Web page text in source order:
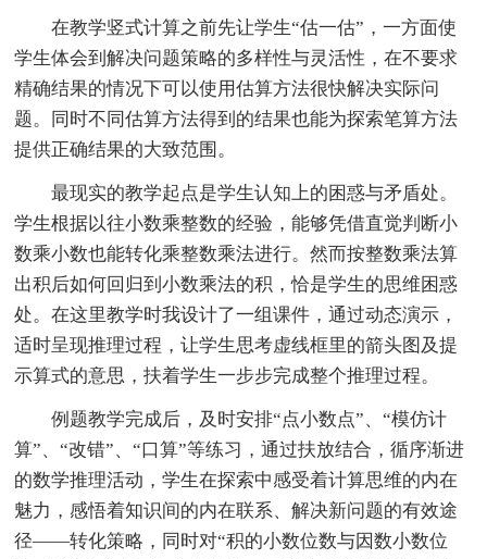
在教学竖式计算之前先让学生“估一估”，一方面使
学生体会到解决问题策略的多样性与灵活性，在不要求
精确结果的情况下可以使用估算方法很快解决实际问
题。同时不同估算方法得到的结果也能为探索笔算方法
提供正确结果的大致范围。
最现实的教学起点是学生认知上的困惑与矛盾处。
学生根据以往小数乘整数的经验，能够凭借直觉判断小
数乘小数也能转化乘整数乘法进行。然而按整数乘法算
出积后如何回归到小数乘法的积，恰是学生的思维困惑
处。在这里教学时我设计了一组课件，通过动态演示，
适时呈现推理过程，让学生思考虚线框里的箭头图及提
示算式的意思，扶着学生一步步完成整个推理过程。
例题教学完成后，及时安排“点小数点”、“模仿计
算”、“改错”、“口算”等练习，通过扶放结合，循序渐进
的数学推理活动，学生在探索中感受着计算思维的内在
魅力，感悟着知识间的内在联系、解决新问题的有效途
径——转化策略，同时对“积的小数位数与因数小数位